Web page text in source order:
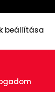
beállítása